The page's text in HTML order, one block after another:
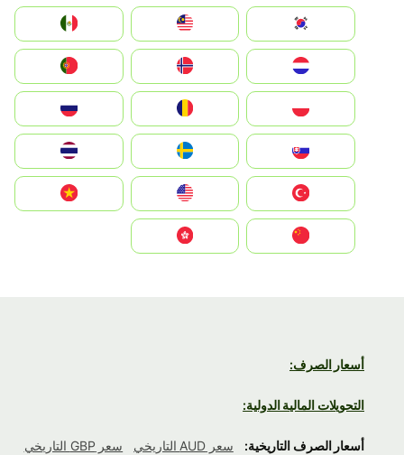
South Korea
Nederland
Portugal
România
Slovensko
United States
Vietnam
أسعار الصرف:
التحويلات المالية الدولية:
أسعار الصرف التاريخية: سعر AUD التاريخي
سعر GBP التاريخي